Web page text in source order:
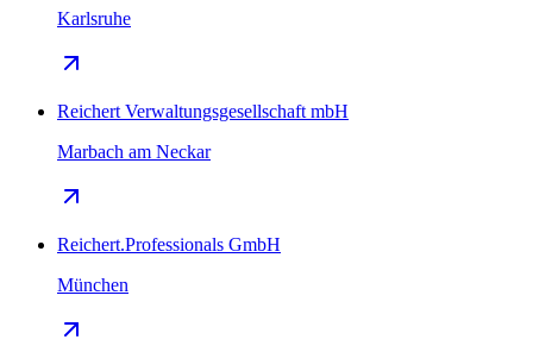
Karlsruhe
Reichert Verwaltungsgesellschaft mbH
Marbach am Neckar
Reichert.Professionals GmbH
München